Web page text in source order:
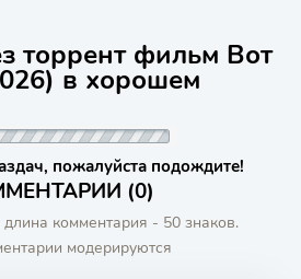
торрент фильм Вот
в хорошем
пожалуйста подождите!
(0)
комментария - 50 знаков.
модерируются